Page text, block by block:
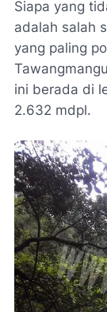
Siapa yang
adalah salah
yang paling
ini berada di
2.632 mdpl.